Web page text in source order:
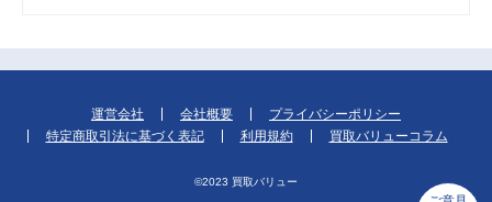
運営会社 会社概要
プライバシーポリシー
特定商取引法に基づく表記
利用規約 買取バリューコラム
©︎2023 買取バリュー